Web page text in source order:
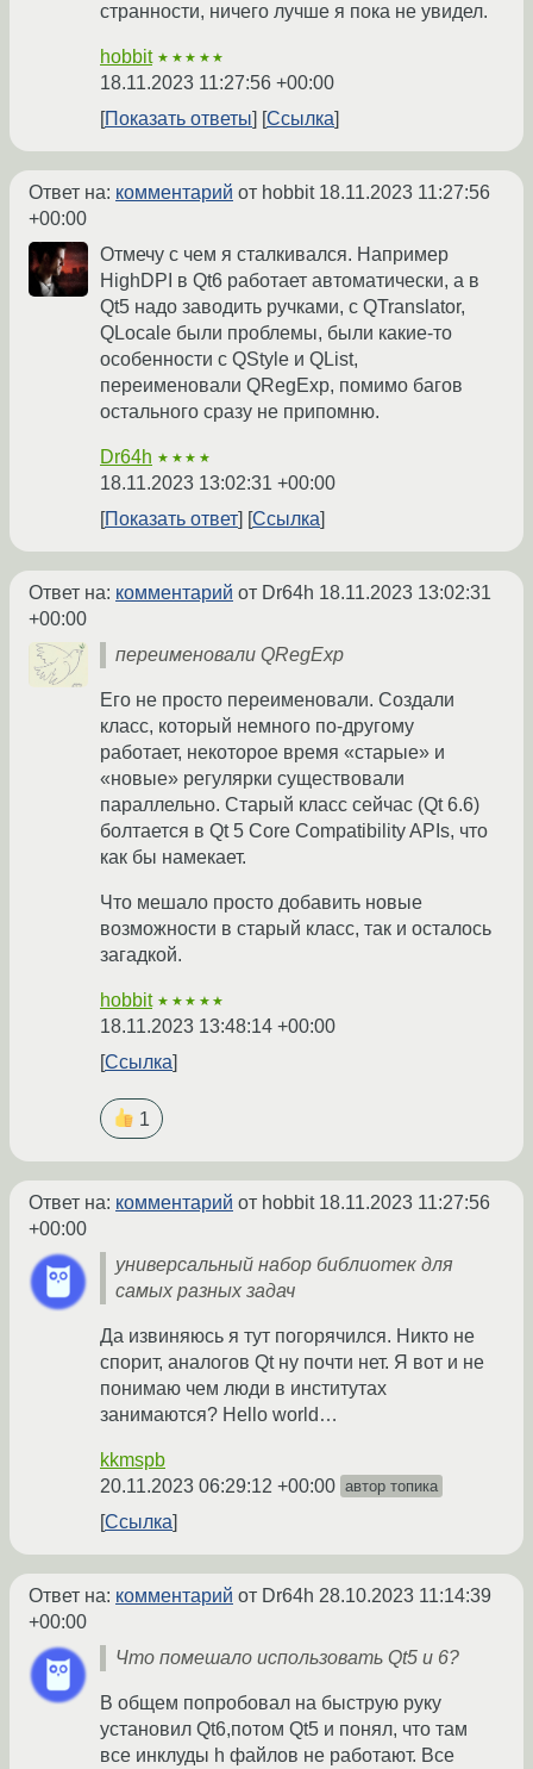
странности, ничего лучше я пока не увидел.
hobbit ★★★★★
18.11.2023 11:27:56 +00:00
Показать ответы
Ссылка
Ответ на: комментарий от hobbit 18.11.2023 11:27:56
+00:00
Отмечу с чем я сталкивался. Например
HighDPI в Qt6 работает автоматически, а в
Qt5 надо заводить ручками, с QTranslator,
QLocale были проблемы, были какие-то
особенности с QStyle и QList,
переименовали QRegExp, помимо багов
остального сразу не припомню.
Dr64h ★★★★
18.11.2023 13:02:31 +00:00
Показать ответ
Ссылка
Ответ на: комментарий от Dr64h 18.11.2023 13:02:31
+00:00
переименовали QRegExp
Его не просто переименовали. Создали
класс, который немного по-другому
работает, некоторое время «старые» и
«новые» регулярки существовали
параллельно. Старый класс сейчас (Qt 6.6)
болтается в Qt 5 Core Compatibility APIs, что
как бы намекает.
Что мешало просто добавить новые
возможности в старый класс, так и осталось
загадкой.
hobbit ★★★★★
18.11.2023 13:48:14 +00:00
Ссылка
1
Ответ на: комментарий от hobbit 18.11.2023 11:27:56
+00:00
универсальный набор библиотек для
самых разных задач
Да извиняюсь я тут погорячился. Никто не
спорит, аналогов Qt ну почти нет. Я вот и не
понимаю чем люди в институтах
занимаются? Hello world…
kkmspb
20.11.2023 06:29:12 +00:00 автор топика
Ссылка
Ответ на: комментарий от Dr64h 28.10.2023 11:14:39
+00:00
Что помешало использовать Qt5 и 6?
В общем попробовал на быструю руку
установил Qt6,потом Qt5 и понял, что там
все инклуды h файлов не работают. Все